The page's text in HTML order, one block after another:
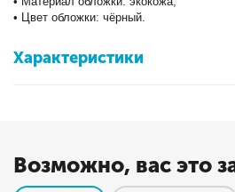
• Цвет обложки: чёрный.
Характеристики
Возможно, вас это